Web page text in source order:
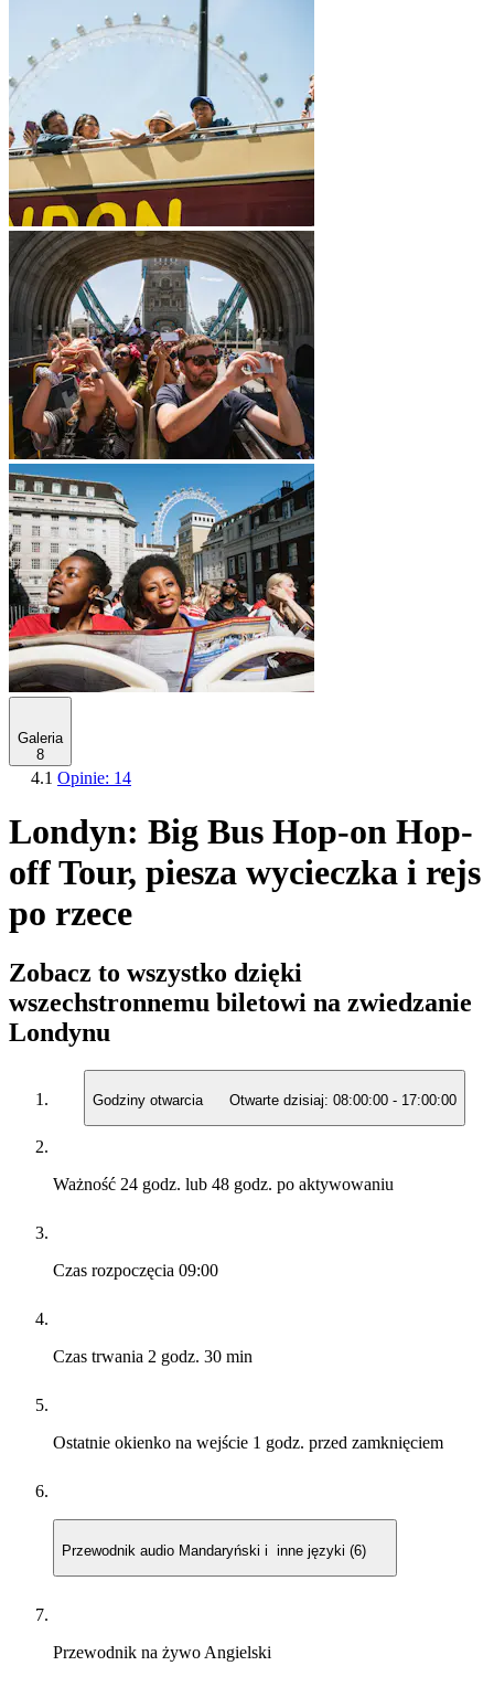
Galeria
8
4.1 Opinie: 14
Londyn: Big Bus Hop-on Hop-
off Tour, piesza wycieczka i rejs
po rzece
Zobacz to wszystko dzięki
wszechstronnemu biletowi na zwiedzanie
Londynu
Godziny otwarcia Otwarte dzisiaj: 08:00:00 - 17:00:00
Ważność 24 godz. lub 48 godz. po aktywowaniu
Czas rozpoczęcia 09:00
Czas trwania 2 godz. 30 min
Ostatnie okienko na wejście 1 godz. przed zamknięciem
Przewodnik audio Mandaryński i inne języki (6)
Przewodnik na żywo Angielski